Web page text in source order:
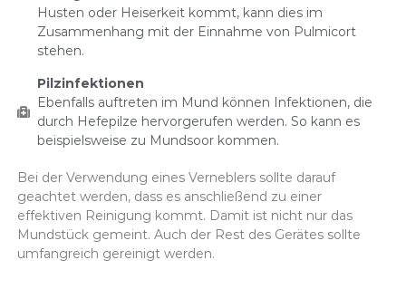
Husten oder Heiserkeit kommt, kann dies im
Zusammenhang mit der Einnahme von Pulmicort
stehen.
Pilzinfektionen
Ebenfalls auftreten im Mund können Infektionen, die
durch Hefepilze hervorgerufen werden. So kann es
beispielsweise zu Mundsoor kommen.
Bei der Verwendung eines Verneblers sollte darauf
geachtet werden, dass es anschließend zu einer
effektiven Reinigung kommt. Damit ist nicht nur das
Mundstück gemeint. Auch der Rest des Gerätes sollte
umfangreich gereinigt werden.